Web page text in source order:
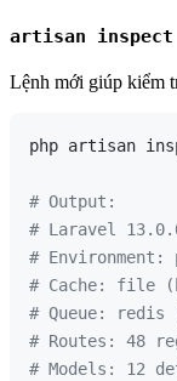
artisan inspect
Lệnh mới giúp kiểm
php artisan
# Output:
# Laravel
# Environment:
# Cache: file
# Queue:
# Routes: 48
# Models: 12